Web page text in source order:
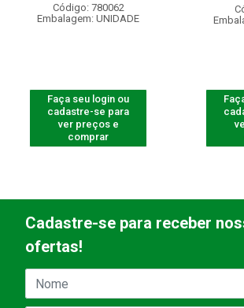
Código: 780062
Embalagem: UNIDADE
Faça seu login ou
cadastre-se para
ver preços e
comprar
Cadastre-se para receber
ofertas!